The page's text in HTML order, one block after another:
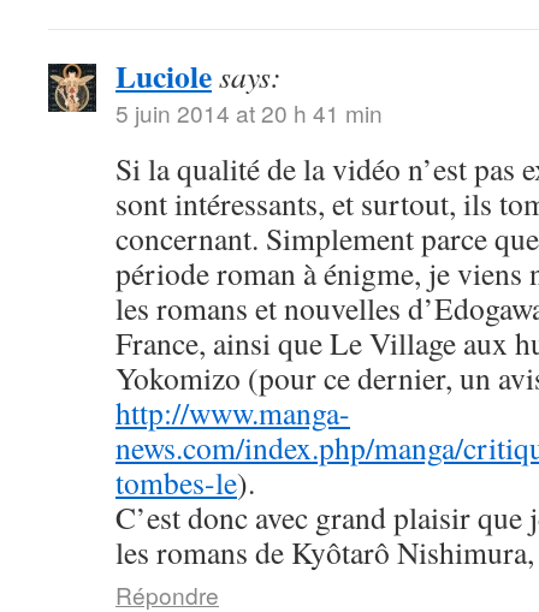
Luciolesays:
5 juin 2014 at 20 h 41 min
Si la qualité de la vidéo n’est pas
sont intéressants, et surtout, ils
concernant. Simplement parce
période roman à énigme, je viens
les romans et nouvelles
France, ainsi que Le Village aux
Yokomizo (pour ce dernier, un
http://www.manga-
news.com/index.php/manga/
tombes-le).
C’est donc avec grand plaisir que
les romans de Kyôtarô
Répondre